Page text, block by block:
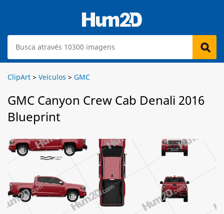
ClipArt > Veículos > GMC
GMC Canyon Crew Cab Denali 2016
Blueprint